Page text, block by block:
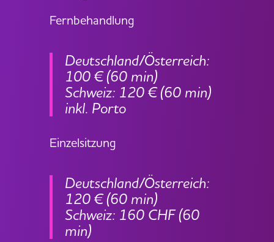
Fernbehandlung
Deutschland/Österreich:
100 € (60 min)
Schweiz: 120 € (60 min)
inkl. Porto
Einzelsitzung
Deutschland/Österreich:
120 € (60 min)
Schweiz: 160 CHF (60
min)